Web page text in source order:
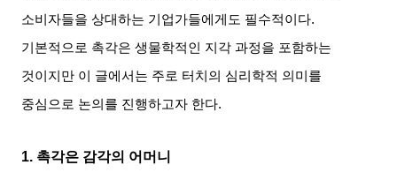
소비자들을 상대하는 기업가들에게도 필수적이다.
기본적으로 촉각은 생물학적인 지각 과정을 포함하는
것이지만 이 글에서는 주로 터치의 심리학적 의미를
중심으로 논의를 진행하고자 한다.
1. 촉각은 감각의 어머니